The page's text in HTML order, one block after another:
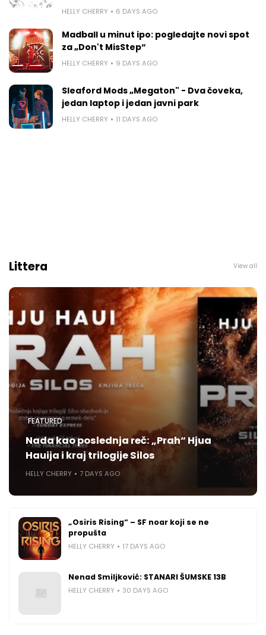
HELLY CHERRY 6 DAYS AGO
Madball u minut ipo: pogledajte novi spot
za „Don't MisStep“
HELLY CHERRY 9 DAYS AGO
Sleaford Mods „Megaton" - Dva čoveka,
jedan laptop i jedan javni park
HELLY CHERRY 11 DAYS AGO
Littera View all
FEATURED
Nada kao poslednja reč: „Prah“ Hjua
Hauija i kraj trilogije Silos
HELLY CHERRY 7 DAYS AGO
„Osiris Rising“ – SF noar koji se ne
propušta
HELLY CHERRY 17 DAYS AGO
Nenad Smiljković: STANARI ŠUMSKE 13B
HELLY CHERRY 30 DAYS AGO